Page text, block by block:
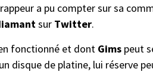
a pu compter sur sa
sur Twitter.
fonctionné et dont Gims peut
disque de platine, lui réserve